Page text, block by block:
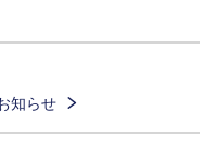
知らせ